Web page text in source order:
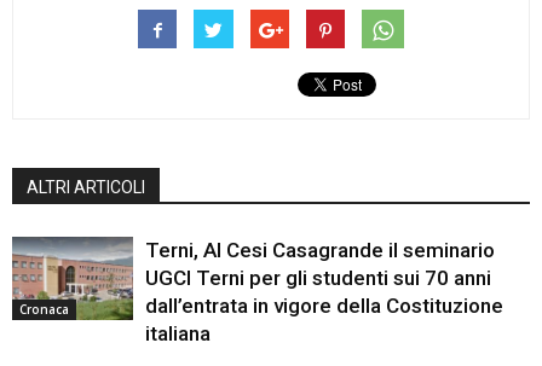
ALTRI ARTICOLI
Cronaca
Terni, Al Cesi Casagrande il seminario
UGCI Terni per gli studenti sui 70 anni
dall’entrata in vigore della Costituzione
italiana